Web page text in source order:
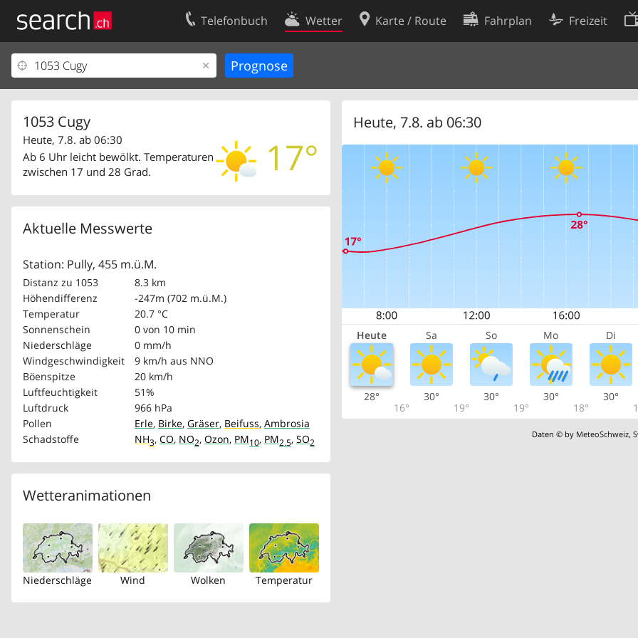
Telefonbuch Wetter Karte / Route Fahrplan Freizeit
1053 Cugy
17°
Heute, 7.8. ab 06:30
Ab 6 Uhr leicht bewölkt. Temperaturen
zwischen 17 und 28 Grad.
Aktuelle Messwerte
Station: Pully, 455 m.ü.M.
Distanz zu 1053
8.3 km
Höhendifferenz
-247m (702 m.ü.M.)
Temperatur
20.7 °C
Sonnenschein
0 von 10 min
Niederschläge
0 mm/h
Windgeschwindigkeit
9 km/h aus NNO
Böenspitze
20 km/h
Luftfeuchtigkeit
51%
Luftdruck
966 hPa
Pollen
Erle, Birke, Gräser, Beifuss, Ambrosia
Schadstoffe
NH3, CO, NO2, Ozon, PM10, PM2.5, SO2
Wetteranimationen
Niederschläge Wind Wolken Temperatur
Heute, 7.8. ab 06:30
Heute Sa So Mo Di
28°
16°
30°
19°
30°
19°
30°
18°
30°
Daten © by MeteoSchweiz,
Ihr Eintrag
Kundencenter Geschäftskunden
Kontakt
Nutzungsbedingungen
Cookie-Einstellungen